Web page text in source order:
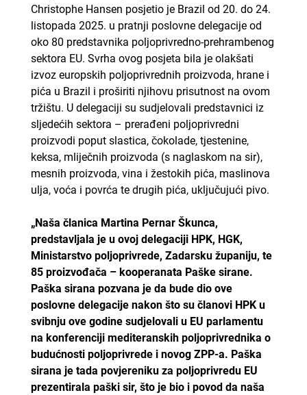
Christophe Hansen posjetio je Brazil od 20. do 24.
listopada 2025. u pratnji poslovne delegacije od
oko 80 predstavnika poljoprivredno-prehrambenog
sektora EU. Svrha ovog posjeta bila je olakšati
izvoz europskih poljoprivrednih proizvoda, hrane i
pića u Brazil i proširiti njihovu prisutnost na ovom
tržištu. U delegaciji su sudjelovali predstavnici iz
sljedećih sektora – prerađeni poljoprivredni
proizvodi poput slastica, čokolade, tjestenine,
keksa, mliječnih proizvoda (s naglaskom na sir),
mesnih proizvoda, vina i žestokih pića, maslinova
ulja, voća i povrća te drugih pića, uključujući pivo.
„Naša članica Martina Pernar Škunca,
predstavljala je u ovoj delegaciji HPK, HGK,
Ministarstvo poljoprivrede, Zadarsku županiju, te
85 proizvođača – kooperanata Paške sirane.
Paška sirana pozvana je da bude dio ove
poslovne delegacije nakon što su članovi HPK u
svibnju ove godine sudjelovali u EU parlamentu
na konferenciji mediteranskih poljoprivrednika o
budućnosti poljoprivrede i novog ZPP-a. Paška
sirana je tada povjereniku za poljoprivredu EU
prezentirala paški sir, što je bio i povod da naša